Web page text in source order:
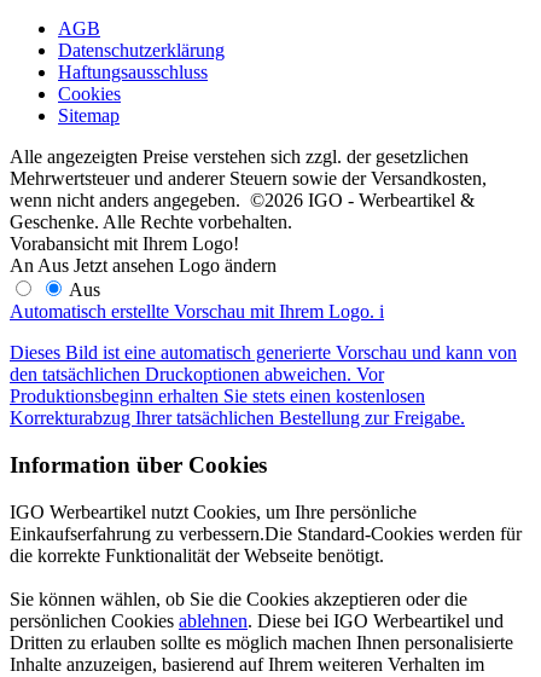
AGB
Datenschutzerklärung
Haftungsausschluss
Cookies
Sitemap
Alle angezeigten Preise verstehen sich zzgl. der gesetzlichen
Mehrwertsteuer und anderer Steuern sowie der Versandkosten,
wenn nicht anders angegeben. ©2026 IGO - Werbeartikel &
Geschenke. Alle Rechte vorbehalten.
Vorabansicht mit Ihrem Logo!
An Aus Jetzt ansehen Logo ändern
Aus
Automatisch erstellte Vorschau mit Ihrem Logo. i
Dieses Bild ist eine automatisch generierte Vorschau und kann von
den tatsächlichen Druckoptionen abweichen. Vor
Produktionsbeginn erhalten Sie stets einen kostenlosen
Korrekturabzug Ihrer tatsächlichen Bestellung zur Freigabe.
Information über Cookies
IGO Werbeartikel nutzt Cookies, um Ihre persönliche
Einkaufserfahrung zu verbessern.Die Standard-Cookies werden für
die korrekte Funktionalität der Webseite benötigt.
Sie können wählen, ob Sie die Cookies akzeptieren oder die
persönlichen Cookies ablehnen. Diese bei IGO Werbeartikel und
Dritten zu erlauben sollte es möglich machen Ihnen personalisierte
Inhalte anzuzeigen, basierend auf Ihrem weiteren Verhalten im